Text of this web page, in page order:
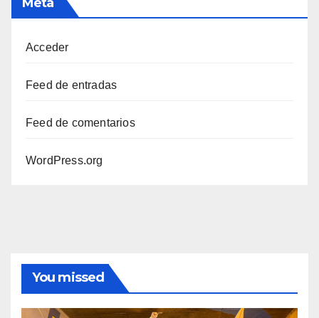
Acceder
Feed de entradas
Feed de comentarios
WordPress.org
You missed